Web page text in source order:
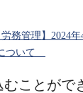
務管理】2024
ついて
ことがで